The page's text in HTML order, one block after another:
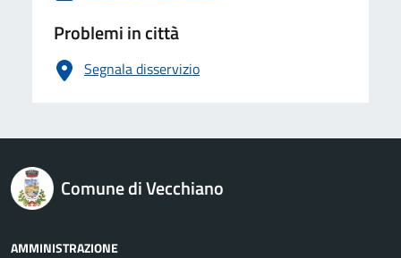
Problemi in città
Segnala disservizio
logo Unione Europea
Comune di Vecchiano
AMMINISTRAZIONE